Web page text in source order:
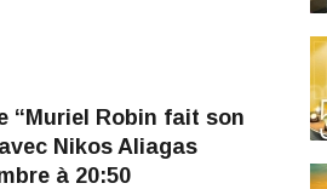
“Muriel Robin fait son
Nikos Aliagas
à 20:50